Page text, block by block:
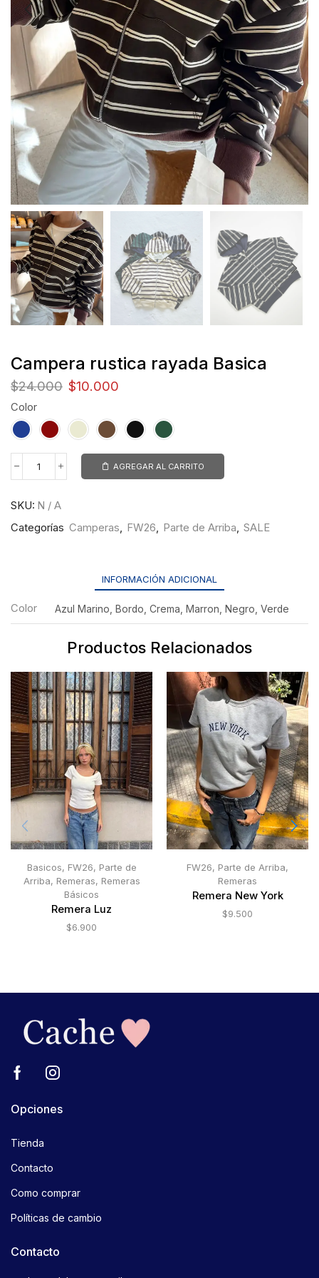
Campera rustica rayada Basica
$24.000 $10.000
Color
AGREGAR AL CARRITO
SKU: N / A
Categorías Camperas, FW26, Parte de Arriba, SALE
INFORMACIÓN ADICIONAL
Color Azul Marino, Bordo, Crema, Marron, Negro, Verde
Productos Relacionados
Basicos, FW26, Parte de
Arriba, Remeras, Remeras
Básicos
Remera Luz
$6.900
FW26, Parte de Arriba,
Remeras
Remera New York
$9.500
Opciones
Tienda
Contacto
Como comprar
Políticas de cambio
Contacto